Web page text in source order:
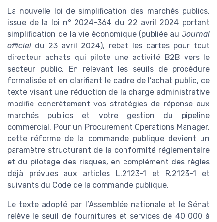
La nouvelle loi de simplification des marchés publics,
issue de la loi n° 2024-364 du 22 avril 2024 portant
simplification de la vie économique (publiée au Journal
officiel du 23 avril 2024), rebat les cartes pour tout
directeur achats qui pilote une activité B2B vers le
secteur public. En relevant les seuils de procédure
formalisée et en clarifiant le cadre de l’achat public, ce
texte visant une réduction de la charge administrative
modifie concrètement vos stratégies de réponse aux
marchés publics et votre gestion du pipeline
commercial. Pour un Procurement Operations Manager,
cette réforme de la commande publique devient un
paramètre structurant de la conformité réglementaire
et du pilotage des risques, en complément des règles
déjà prévues aux articles L.2123-1 et R.2123-1 et
suivants du Code de la commande publique.
Le texte adopté par l’Assemblée nationale et le Sénat
relève le seuil de fournitures et services de 40 000 à